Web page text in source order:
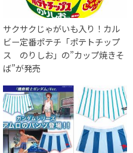
サクサクじゃがいも入り！カル
ビー定番ポテチ「ポテトチップ
ス のりしお」の”カップ焼きそ
ば”が発売